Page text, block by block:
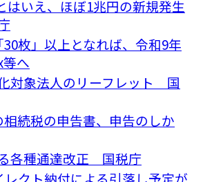
はいえ、ほぼ1兆円の新規発生
枚」以上となれば、令和9年
へ
対象法人のリーフレット 国
続税の申告書、申告のしか
各種通達改正 国税庁
レクト納付による引落し予定が